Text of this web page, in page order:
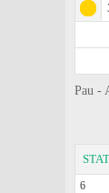
Pau -
6